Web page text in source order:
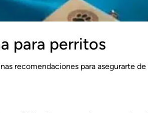
para perritos
recomendaciones para asegurarte